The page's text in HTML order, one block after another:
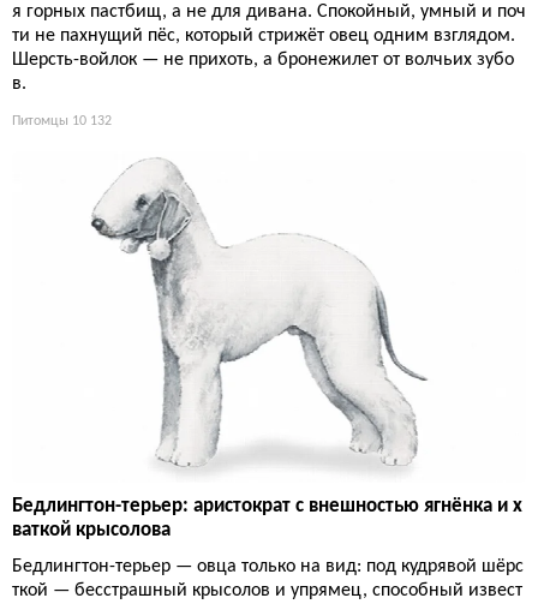
я горных пастбищ, а не для дивана. Спокойный, умный и поч
ти не пахнущий пёс, который стрижёт овец одним взглядом.
Шерсть-войлок — не прихоть, а бронежилет от волчьих зубо
в.
Питомцы 10 132
Бедлингтон-терьер: аристократ с внешностью ягнёнка и х
ваткой крысолова
Бедлингтон-терьер — овца только на вид: под кудрявой шёрс
ткой — бесстрашный крысолов и упрямец, способный извест